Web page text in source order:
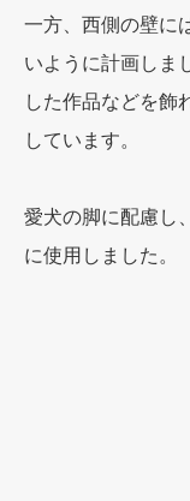
一方、西側の壁に
いように計画しま
した作品などを飾
しています。
愛犬の脚に配慮し
に使用しました。